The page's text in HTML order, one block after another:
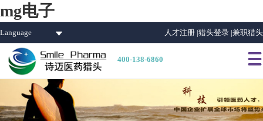
mg电子
Language 人才注册 |猎头登录 |兼职猎头
400-138-6860 